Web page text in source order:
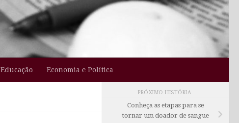
Educação Economia e Política
PRÓXIMO HISTÓRIA
Conheça as etapas para se
tornar um doador de sangue